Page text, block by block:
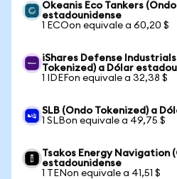
Okeanis Eco Tankers
estadounidense
1 ECOon equivale a 60,20 $
iShares Defense
Tokenized) a Dólar
1 IDEFon equivale a 32,38 $
SLB (Ondo Tokenized) a
1 SLBon equivale a 49,75 $
Tsakos Energy Navigation
estadounidense
1 TENon equivale a 41,51 $